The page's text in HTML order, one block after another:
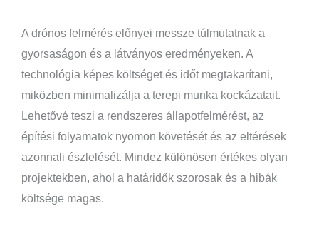
A drónos felmérés előnyei messze túlmutatnak a
gyorsaságon és a látványos eredményeken. A
technológia képes költséget és időt megtakarítani,
miközben minimalizálja a terepi munka kockázatait.
Lehetővé teszi a rendszeres állapotfelmérést, az
építési folyamatok nyomon követését és az eltérések
azonnali észlelését. Mindez különösen értékes olyan
projektekben, ahol a határidők szorosak és a hibák
költsége magas.